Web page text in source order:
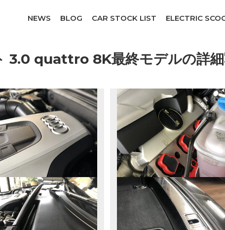
NEWS BLOG CAR STOCK LIST ELECTRIC
3.0 quattro 8K最終モデルの詳